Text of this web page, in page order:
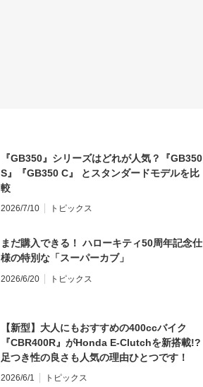
『GB350』シリーズはどれが人気？『GB350
S』『GB350 C』 とスタンダードモデルを比
較
2026/7/10 トピックス
まだ購入できる！ ハローキティ50周年記念仕
様の特別な「スーパーカブ」
2026/6/20 トピックス
【新型】大人にもおすすめの400ccバイク
『CBR400R』がHonda E-Clutchを新搭載!?
足つき性の良さも人気の理由ひとつです！
2026/6/1 トピックス